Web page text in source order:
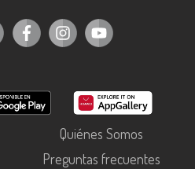
Quiénes Somos
Preguntas frecuentes